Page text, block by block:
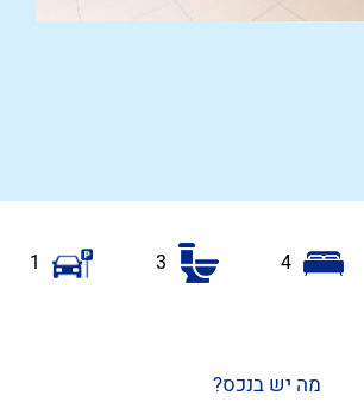
4
3
1
מה יש בנכס?